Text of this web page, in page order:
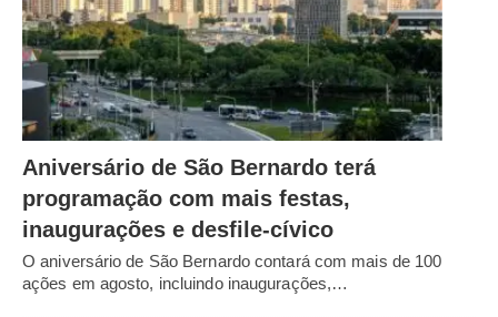
Aniversário de São Bernardo terá
programação com mais festas,
inaugurações e desfile-cívico
O aniversário de São Bernardo contará com mais de 100
ações em agosto, incluindo inaugurações,…